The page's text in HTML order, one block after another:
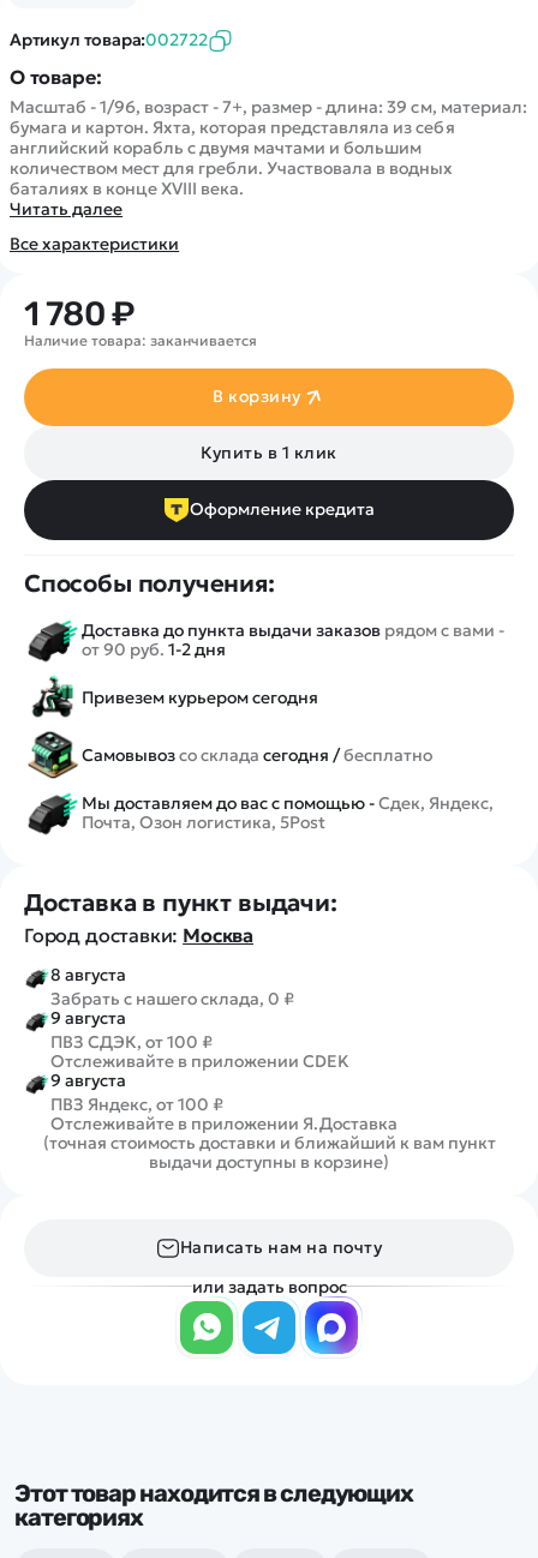
Артикул товара:002722
О товаре:
Масштаб - 1/96, возраст - 7+, размер - длина: 39 см, материал:
бумага и картон. Яхта, которая представляла из себя
английский корабль с двумя мачтами и большим
количеством мест для гребли. Участвовала в водных
баталиях в конце XVIII века.
Читать далее
Все характеристики
1 780 ₽
Наличие товара: заканчивается
В корзину
Купить в 1 клик
Оформление кредита
Способы получения:
Доставка до пункта выдачи заказов рядом с вами -
от 90 руб. 1-2 дня
Привезем курьером сегодня
Самовывозсо склада сегодня /бесплатно
Мы доставляем до вас с помощью -Сдек, Яндекс,
Почта, Озон логистика, 5Post
Доставка в пункт выдачи:
Город доставки: Москва
8 августа
Забрать с нашего склада, 0 ₽
9 августа
ПВЗ СДЭК, от 100 ₽
Отслеживайте в приложении CDEK
9 августа
ПВЗ Яндекс, от 100 ₽
Отслеживайте в приложении Я.Доставка
(точная стоимость доставки и ближайший к вам пункт
выдачи доступны в корзине)
Написать нам на почту
или задать вопрос
Этот товар находится в следующих
категориях
Катера
Роботы
Самолеты
Сборные модели
Детские электромобили
Спецтехника
Железные дороги
Запчасти для моделей
Статьи про беспилотники
Обзор квадрокоптеров
Аренда Квадрокоптеров
Покупка в кредит
Оплата и доставка
Помощь
Отследить заказ
Оплата на сайте